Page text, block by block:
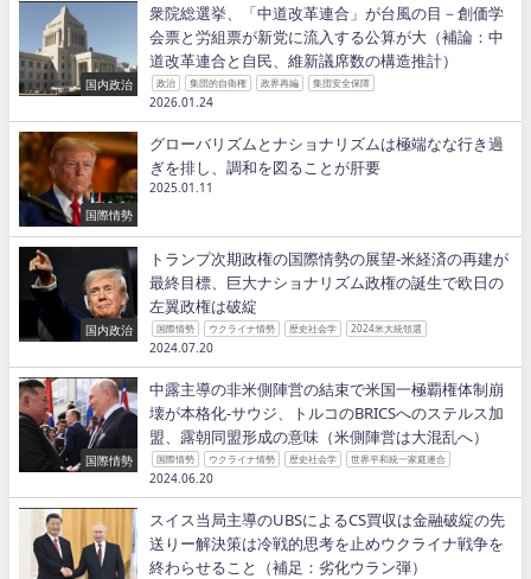
国内政治
衆院総選挙、「中道改革連合」が台風の目－創価学
会票と労組票が新党に流入する公算が大（補論：中
道改革連合と自民、維新議席数の構造推計）
政治 集団的自衛権 政界再編 集団安全保障
2026.01.24
国際情勢
グローバリズムとナショナリズムは極端なな行き過
ぎを排し、調和を図ることが肝要
2025.01.11
国内政治
トランプ次期政権の国際情勢の展望−米経済の再建が
最終目標、巨大ナショナリズム政権の誕生で欧日の
左翼政権は破綻
国際情勢 ウクライナ情勢 歴史社会学 2024米大統領選
2024.07.20
国際情勢
中露主導の非米側陣営の結束で米国一極覇権体制崩
壊が本格化−サウジ、トルコのBRICSへのステルス加
盟、露朝同盟形成の意味（米側陣営は大混乱へ）
国際情勢 ウクライナ情勢 歴史社会学 世界平和統一家庭連合
2024.06.20
スイス当局主導のUBSによるCS買収は金融破綻の先
送りー解決策は冷戦的思考を止めウクライナ戦争を
終わらせること（補足：劣化ウラン弾）